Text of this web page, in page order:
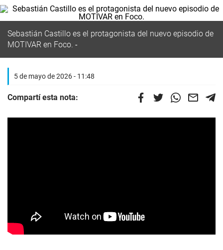
Sebastián Castillo es el protagonista del nuevo episodio de
MOTIVAR en Foco.
5 de mayo de 2026 - 11:48
Compartí esta nota: